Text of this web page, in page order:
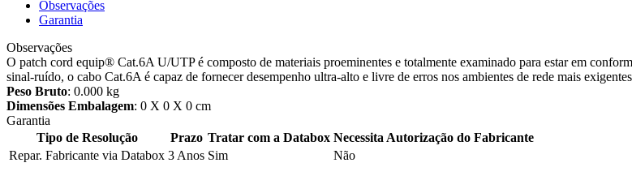
Observações
Garantia
Observações
O patch cord equip® Cat.6A U/UTP é composto de materiais proeminentes e totalmente examinado para estar em
sinal-ruído, o cabo Cat.6A é capaz de fornecer desempenho ultra-alto e livre de erros nos ambientes de rede mais
Peso Bruto: 0.000 kg
Dimensões Embalagem: 0 X 0 X 0 cm
Garantia
Tipo de Resolução
Prazo Tratar com a Databox Necessita Autorização do Fabricante
Repar. Fabricante via Databox 3 Anos Sim Não